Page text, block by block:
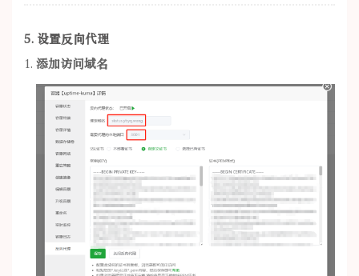
5. 设置反向代理
添加访问域名